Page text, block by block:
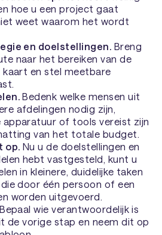
hoe u een project gaat
weetwaarom het wordt
en doelstellingen. Breng
naar het bereiken van de
en stel meetbare
Bedenk welke mensen uit
afdelingen nodig zijn,
apparatuur of tools vereist zijn
van het totale budget.
op. Nu u de doelstellingen en
hebt vastgesteld, kunt u
in kleinere, duidelijke taken
door één persoon of een
worden uitgevoerd.
Bepaal wie verantwoordelijk is
de vorige stap en neem dit op